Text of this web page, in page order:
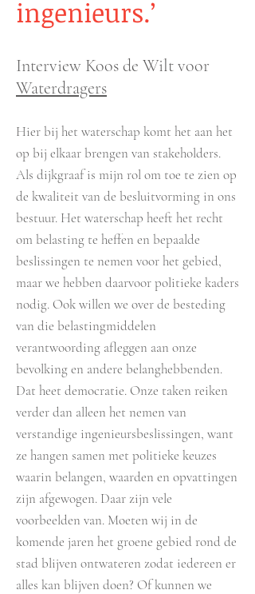
ingenieurs.’
Interview Koos de Wilt voor
Waterdragers
Hier bij het waterschap komt het aan het
op bij elkaar brengen van stakeholders.
Als dijkgraaf is mijn rol om toe te zien op
de kwaliteit van de besluitvorming in ons
bestuur. Het waterschap heeft het recht
om belasting te heffen en bepaalde
beslissingen te nemen voor het gebied,
maar we hebben daarvoor politieke kaders
nodig. Ook willen we over de besteding
van die belastingmiddelen
verantwoording afleggen aan onze
bevolking en andere belanghebbenden.
Dat heet democratie. Onze taken reiken
verder dan alleen het nemen van
verstandige ingenieursbeslissingen, want
ze hangen samen met politieke keuzes
waarin belangen, waarden en opvattingen
zijn afgewogen. Daar zijn vele
voorbeelden van. Moeten wij in de
komende jaren het groene gebied rond de
stad blijven ontwateren zodat iedereen er
alles kan blijven doen? Of kunnen we